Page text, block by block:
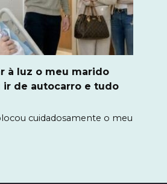
à luz o meu marido
ir de autocarro e tudo
cuidadosamente o meu